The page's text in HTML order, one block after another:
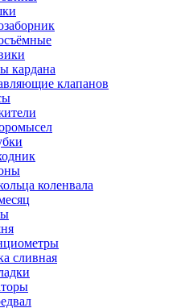
кардана
клапанов
коленвала
сливная